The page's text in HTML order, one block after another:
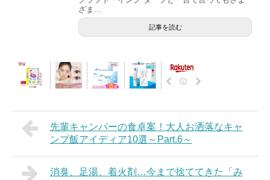
ざま...
記事を読む
先輩キャンパーの食卓案！大人お洒落なキャ
ンプ飯アイディア10選～Part.6～
消臭、足湯、着火剤…今まで捨ててきた「み